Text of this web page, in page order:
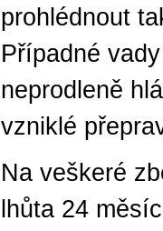
prohlédnout
Případné
neprodleně
vzniklé
Na veškeré
lhůta 24